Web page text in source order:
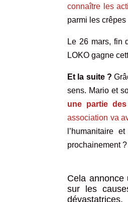
connaître les
parmi les crêpes
Le 26 mars, fin
LOKO gagne
Et la suite ?
sens. Mario et
une partie
association va
l’humanitaire
prochainement ?
Cela annonce
sur les
dévastatrices.